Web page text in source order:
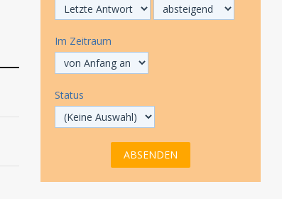
Im Zeitraum
Status